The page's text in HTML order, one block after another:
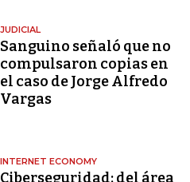
JUDICIAL
Sanguino señaló que no
compulsaron copias en
el caso de Jorge Alfredo
Vargas
INTERNET ECONOMY
Ciberseguridad: del área